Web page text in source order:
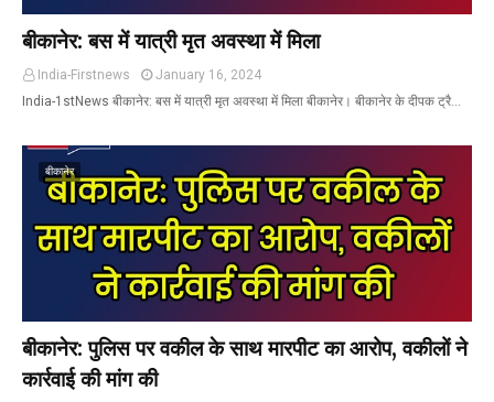
बीकानेर: बस में यात्री मृत अवस्था में मिला
India-Firstnews
January 16, 2024
India-1stNews बीकानेर: बस में यात्री मृत अवस्था में मिला बीकानेर। बीकानेर के दीपक ट्रै…
बीकानेर
बीकानेर: पुलिस पर वकील के साथ मारपीट का आरोप, वकीलों ने
कार्रवाई की मांग की